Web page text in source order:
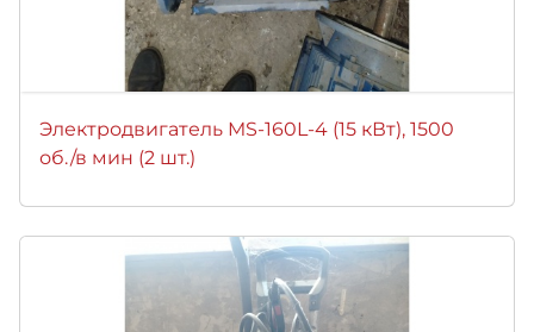
Электродвигатель MS-160L-4 (15 кВт), 1500
об./в мин (2 шт.)